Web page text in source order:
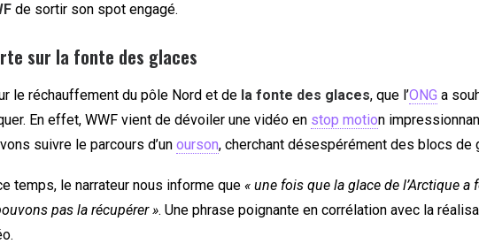
de sortir son spot engagé.
sur la fonte des glaces
le réchauffement du pôle Nord et de la fonte des glaces, que l’ONG a
En effet, WWF vient de dévoiler une vidéo en stop motion
suivre le parcours d’un ourson, cherchant désespérément des blocs de
temps, le narrateur nous informe que « une fois que la glace de l’Arctique a
pas la récupérer ». Une phrase poignante en corrélation avec la